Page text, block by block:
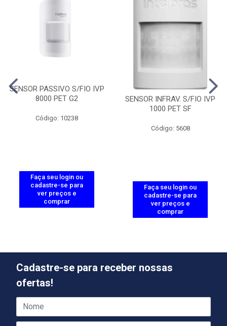
SENSOR PASSIVO S/FIO IVP
8000 PET G2
Código: 10238
Faça seu login ou
cadastre-se para
ver preços e
comprar
SENSOR INFRAV. S/FIO IVP
1000 PET SF
Código: 5608
Faça seu login ou
cadastre-se para
ver preços e
comprar
Cadastre-se para receber nossas
ofertas!